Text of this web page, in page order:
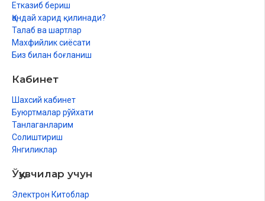
Етказиб бериш
Қандай харид қилинади?
Талаб ва шартлар
Махфийлик сиёсати
Биз билан боғланиш
Кабинет
Шахсий кабинет
Буюртмалар рўйхати
Танлаганларим
Солиштириш
Янгиликлар
Ўқувчилар учун
Электрон Китоблар